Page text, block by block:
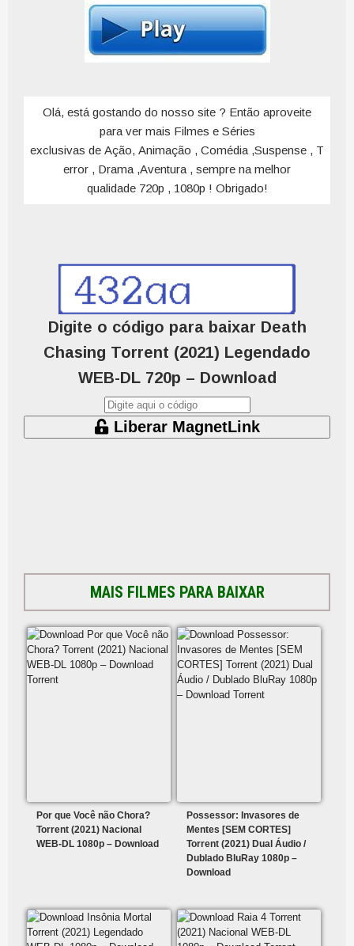
Olá, está gostando do nosso site ? Então aproveite
para ver mais Filmes e Séries
exclusivas de Ação, Animação , Comédia ,Suspense , T
error , Drama ,Aventura , sempre na melhor
qualidade 720p , 1080p ! Obrigado!
Digite o código para baixar Death
Chasing Torrent (2021) Legendado
WEB-DL 720p – Download
Liberar MagnetLink
MAIS FILMES PARA BAIXAR
Por que Você não Chora?
Torrent (2021) Nacional
WEB-DL 1080p – Download
Possessor: Invasores de
Mentes [SEM CORTES]
Torrent (2021) Dual Áudio /
Dublado BluRay 1080p –
Download